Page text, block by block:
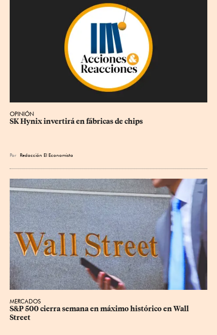
OPINIÓN
SK Hynix invertirá en fábricas de chips
Por Redacción El Economista
MERCADOS
S&P 500 cierra semana en máximo histórico en Wall
Street